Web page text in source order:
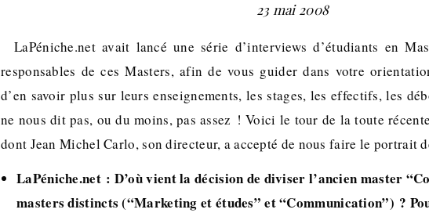
23 mai 2008
LaPéniche.net avait lancé une série d’interviews d’étudiants en
responsables de ces Masters, afin de vous guider dans votre
d’en savoir plus sur leurs enseignements, les stages, les effectifs, les
ne nous dit pas, ou du moins, pas assez ! Voici le tour de la toute
dont Jean Michel Carlo, son directeur, a accepté de nous faire le portrait
LaPéniche.net : D’où vient la décision de diviser l’ancien master
masters distincts (“Marketing et études” et “Communication”) ?